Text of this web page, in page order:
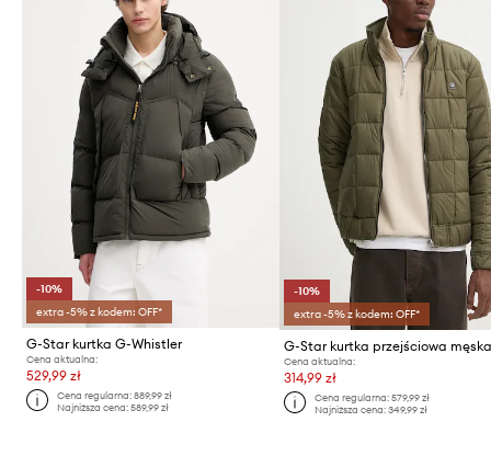
-10%
extra -5% z kodem: OFF*
G-Star kurtka G-Whistler
Cena aktualna:
529,99 zł
Cena regularna:889,99 zł
Najniższa cena:589,99 zł
-10%
extra -5% z kodem: OFF*
G-Star kurtka przejściowa
Cena aktualna:
314,99 zł
Cena regularna: 579,99 zł
Najniższa cena: 349,99 zł